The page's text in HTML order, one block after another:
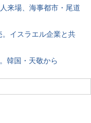
人来場、海事都市・尾道
。イスラエル企業と共
。韓国・天敬から